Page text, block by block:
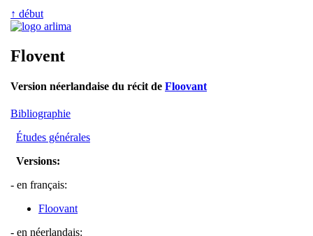
↑ début
Flovent
Version néerlandaise du récit de Floovant
Bibliographie
Études générales
Versions:
- en français:
Floovant
- en néerlandais: